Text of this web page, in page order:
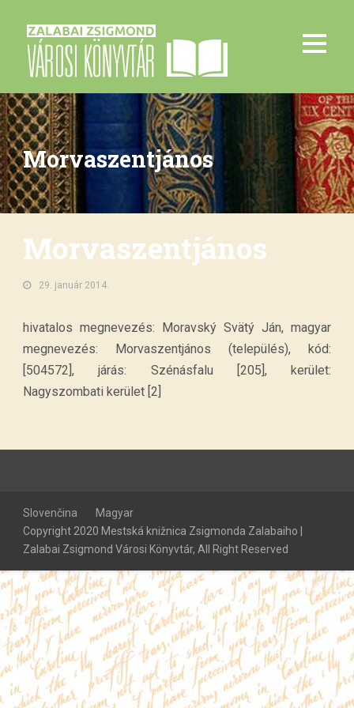
Morvaszentjános
Morvaszentjános
29. január 2014.
hivatalos megnevezés: Moravský Svätý Ján, magyar
megnevezés: Morvaszentjános (település), kód:
[504572], járás: Szénásfalu [205], kerület:
Nagyszombati kerület [2]
Slovenčina
Magyar
Copyright 2020 Mestská knižnica Zsigmonda Zalabaiho |
Zalabai Zsigmond Városi Könyvtár, All Right Reserved